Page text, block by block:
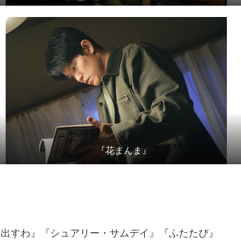
『花まんま』
すわ』『シュアリー・サムデイ』『ふたたび』